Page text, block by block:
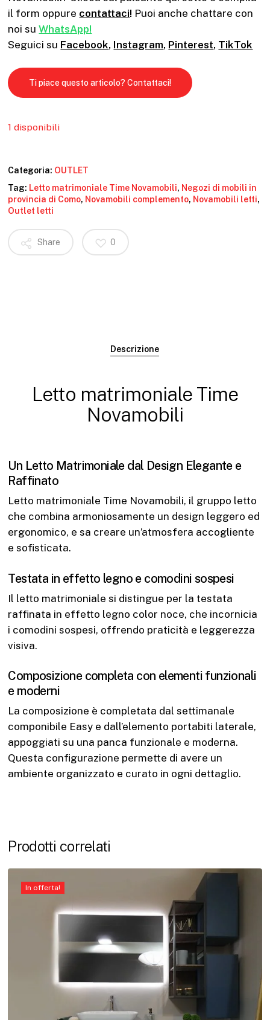
il form oppure contattaci! Puoi anche chattare con
noi su WhatsApp!
Seguici su Facebook, Instagram, Pinterest, TikTok
Ti piace questo articolo? Contattaci!
1 disponibili
Categoria: OUTLET
Tag: Letto matrimoniale Time Novamobili, Negozi di mobili in
provincia di Como, Novamobili complemento, Novamobili letti,
Outlet letti
Share 0
Descrizione
Letto matrimoniale Time
Novamobili
Un Letto Matrimoniale dal Design Elegante e
Raffinato
Letto matrimoniale Time Novamobili, il gruppo letto
che combina armoniosamente un design leggero ed
ergonomico, e sa creare un’atmosfera accogliente
e sofisticata.
Testata in effetto legno e comodini sospesi
Il letto matrimoniale si distingue per la testata
raffinata in effetto legno color noce, che incornicia
i comodini sospesi, offrendo praticità e leggerezza
visiva.
Composizione completa con elementi funzionali
e moderni
La composizione è completata dal settimanale
componibile Easy e dall’elemento portabiti laterale,
appoggiati su una panca funzionale e moderna.
Questa configurazione permette di avere un
ambiente organizzato e curato in ogni dettaglio.
Prodotti correlati
In offerta!